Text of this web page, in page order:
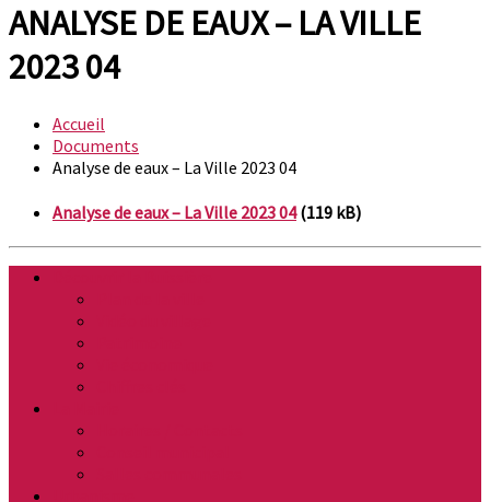
ANALYSE DE EAUX – LA VILLE
2023 04
Accueil
Documents
Analyse de eaux – La Ville 2023 04
Analyse de eaux – La Ville 2023 04 (119 kB)